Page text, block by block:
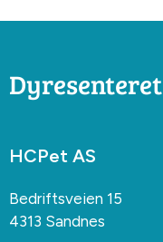
HCPet AS
Bedriftsveien 15
4313 Sandnes